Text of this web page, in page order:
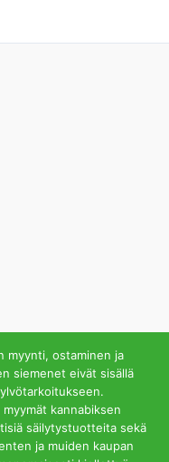
myynti, ostaminen ja
siemenet eivät sisällä
kannabiksen
säilytystuotteita sekä
ja muiden kaupan